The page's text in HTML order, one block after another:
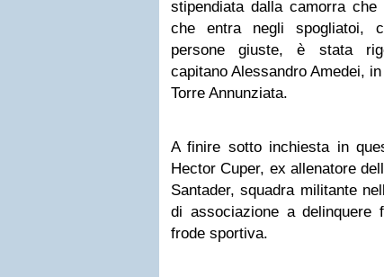
stipendiata dalla camorra
che entra negli spogliatoi,
persone giuste, è stata
capitano Alessandro Amedei,
Torre Annunziata.
A finire sotto inchiesta in
Hector Cuper, ex allenatore
Santader, squadra militante
di associazione a delinquere
frode sportiva.